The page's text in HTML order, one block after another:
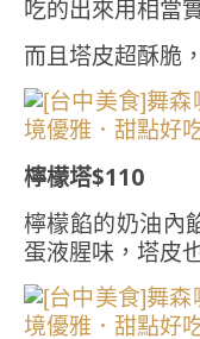
吃的出來用相當
而且塔皮超酥脆
檸檬塔$110
檸檬餡的奶油內
蛋液腥味，塔皮